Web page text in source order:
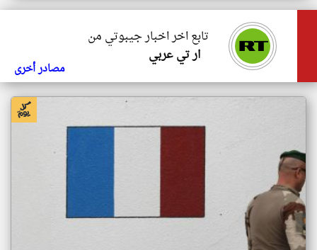
تابع اخر اخبار جيبوتي من
ار تي عربي
مصادر أخرى